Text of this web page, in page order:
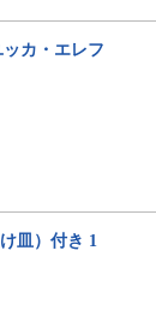
カ・エレフ
皿）付き 1